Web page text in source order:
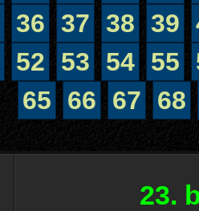
36 37 38 39
52 53 54 55
65
66 67 68
23.